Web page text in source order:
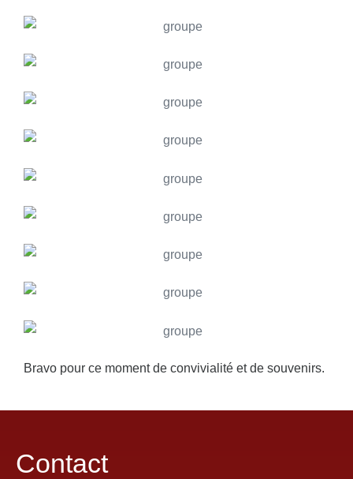
Bravo pour ce moment de convivialité et de souvenirs.
Contact